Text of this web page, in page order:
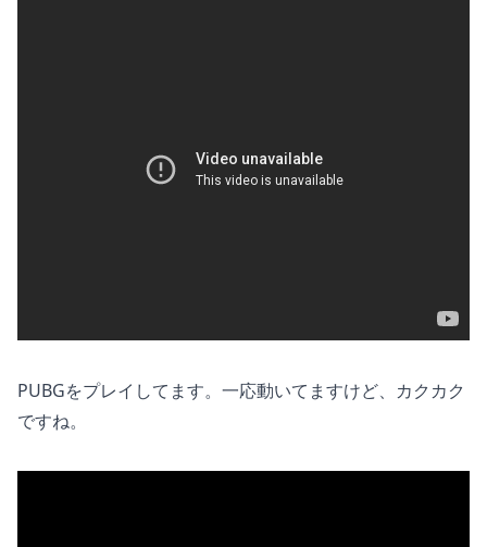
PUBGをプレイしてます。一応動いてますけど、カクカク
ですね。